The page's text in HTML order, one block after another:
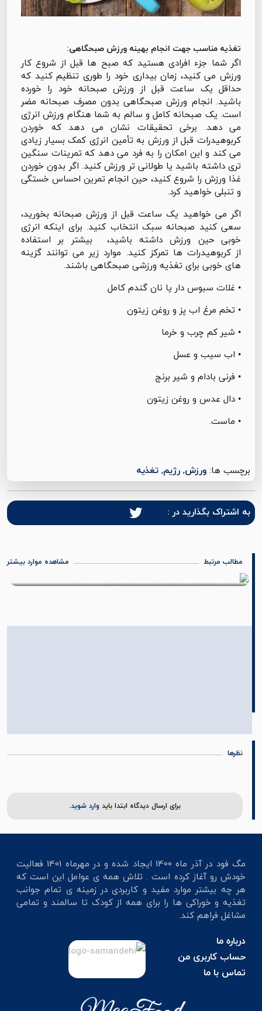
تغذیه مناسب جهت انجام بهینه ورزش صبحگاهی:
اگر شما جزء افرادی هستید که صبح ها قبل از شروع کار
ورزش می کنید، زمان بیداری خود را طوری تنظیم کنید که
حداقل یک ساعت قبل از ورزش صبحانه خود را خورده
باشید. انجام ورزش صبحگاهی بدون مصرف صبحانه مضر
است. یک صبحانه کامل و سالم به شما هنگام ورزش انرژی
می دهد. برخی تحقیقات نشان می دهد که خوردن
کربوهیدرات قبل از ورزش به تأمین انرژی کمک بسیار زیادی
می کند و این امکان را به فرد می دهد که تمرینات سنگین
تری داشته باشید یا طولانی تر ورزش کنید. اگر بدون خوردن
غذا ورزش را شروع کنید، حین انجام تمرین احساس خستگی
و تنبلی خواهید کرد.
اگر می خواهید یک ساعت قبل از ورزش صبحانه بخورید،
سعی کنید صبحانه سبک انتخاب کنید. برای اینکه انرژی
خوبی حین ورزش داشته باشید، بیشتر بر استفاده
از کربوهیدرات ها تمرکز کنید. موارد زیر می توانند گزینه
های خوبی برای تغذیه ورزشی صبحگاهی باشند.
• غلات سبوس دار یا نان گندم کامل
• تخم مرغ اب پز و روغن زیتون
• شیر کم چرب و خرما
• اب سیب و عسل
• فرنی بادام و شیر برنج
• دال عدس و روغن زیتون
• ماست.
برچسب ها:ورزش,رژیم,تغذیه
به اشتراک بگذارید در :
مطالب مرتبط مشاهده موارد بیشتر
نظرها
برای ارسال دیدگاه ابتدا باید وارد شوید.
مگ فود در آذر ماه 1400 ایجاد شده و در مهرماه 1401 فعالیت
خودش رو آغاز کرده است . تلاش همه ی عوامل این است که
هر چه بیشتر موارد مفید و کاربردی در زمینه ی تمام جوانب
تغذیه و خوراکی ها را برای همه از کودک تا سالمند و تمامی
مشاغل فراهم کند.
درباره ما
حساب کاربری من
تماس با ما